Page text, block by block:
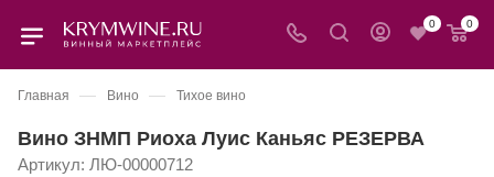
0 0
Главная — Вино — Тихое вино
Вино ЗНМП Риоха Луис Каньяс РЕЗЕРВА
Артикул: ЛЮ-00000712